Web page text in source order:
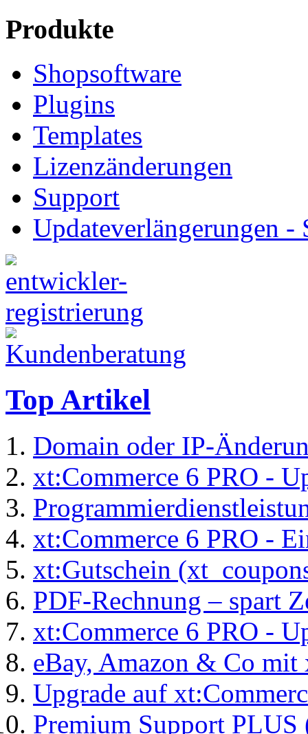
Produkte
Shopsoftware
Plugins
Templates
Lizenzänderungen
Support
Updateverlängerungen -
Top Artikel
Domain oder IP-
xt:Commerce 6 PRO -
xt:Commerce 6 PRO -
xt:Gutschein
PDF-Rechnung – spart
xt:Commerce 6 PRO -
eBay, Amazon & Co
Upgrade auf
Premium Support